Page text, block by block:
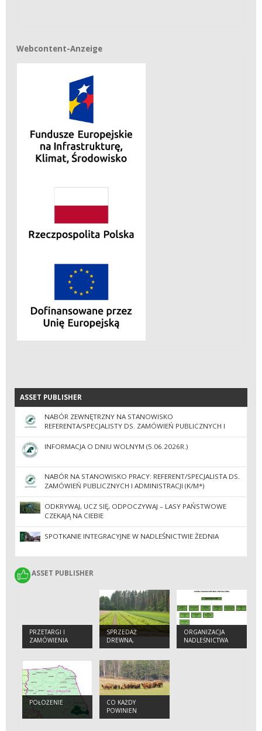
Webcontent-Anzeige
Webcontent-Anzeige
ASSET PUBLISHER
ASSET PUBLISHER
NABÓR ZEWNĘTRZNY NA STANOWISKO
REFERENTA/SPECJALISTY DS. ZAMÓWIEŃ PUBLICZNYCH I
ADMINISTRACJI
INFORMACJA O DNIU WOLNYM (5.06.2026R.)
NABÓR NA STANOWISKO PRACY: REFERENT/SPECJALISTA DS.
ZAMÓWIEŃ PUBLICZNYCH I ADMINISTRACJI (K/M*)
ODKRYWAJ, UCZ SIĘ, ODPOCZYWAJ – LASY PAŃSTWOWE
CZEKAJĄ NA CIEBIE
SPOTKANIE INTEGRACYJNE W NADLEŚNICTWIE ŻEDNIA
ASSET PUBLISHER
ASSET PUBLISHER
PRZETARGI I
ZAMÓWIENIA
SPRZEDAŻ
DREWNA,
CHOINEK I
ORGANIZACJA
NADLEŚNICTWA
POŁOŻENIE
CO KAŻDY
POWINIEN
WIEDZIEĆ O